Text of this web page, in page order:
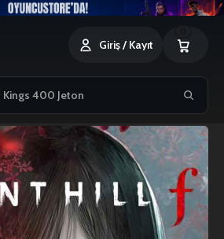
Giriş / Kayıt